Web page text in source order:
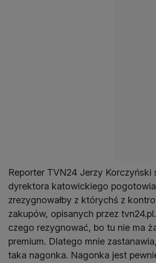
Reporter TVN24 Jerzy Korczyński
dyrektora katowickiego
zrezygnowałby z którychś z
zakupów, opisanych przez
czego rezygnować, bo tu nie ma
premium. Dlatego mnie
taka nagonka. Nagonka jest